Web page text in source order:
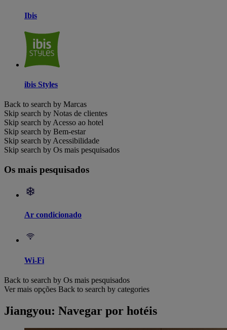
Ibis
ibis Styles
Back to search by Marcas
Skip search by Notas de clientes
Skip search by Acesso ao hotel
Skip search by Bem-estar
Skip search by Acessibilidade
Skip search by Os mais pesquisados
Os mais pesquisados
Ar condicionado
Wi-Fi
Back to search by Os mais pesquisados
Ver mais opções Back to search by categories
Jiangyou: Navegar por hotéis